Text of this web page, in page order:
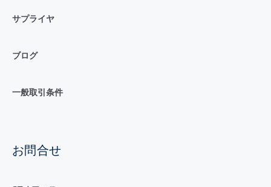
サプライヤ
ブログ
一般取引条件
お問合せ